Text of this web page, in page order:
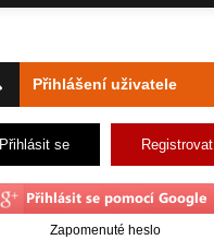
Přihlášení uživatele
Přihlásit se Registrovat
Zapomenuté heslo